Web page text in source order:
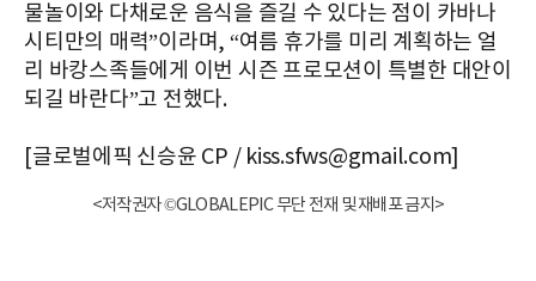
물놀이와 다채로운 음식을 즐길 수 있다는 점이 카바나
시티만의 매력”이라며, “여름 휴가를 미리 계획하는 얼
리 바캉스족들에게 이번 시즌 프로모션이 특별한 대안이
되길 바란다”고 전했다.
[글로벌에픽 신승윤 CP / kiss.sfws@gmail.com]
<저작권자 ©GLOBALEPIC 무단 전재 및 재배포 금지>